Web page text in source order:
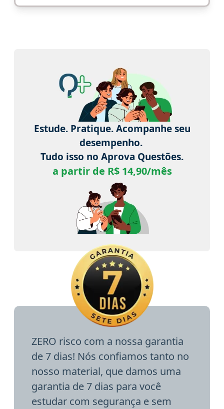
Estude. Pratique. Acompanhe seu
desempenho.
Tudo isso no Aprova Questões.
a partir de R$ 14,90/mês
ZERO risco com a nossa garantia
de 7 dias! Nós confiamos tanto no
nosso material, que damos uma
garantia de 7 dias para você
estudar com segurança e sem